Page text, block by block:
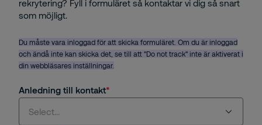
rekrytering? Fyll i formuläret så kontaktar vi dig så snart
som möjligt.
Du måste vara inloggad för att skicka formuläret. Om du är inloggad
och ändå inte kan skicka det, se till att "Do not track" inte är aktiverat i
din webbläsares inställningar.
Anledning till kontakt
Select...